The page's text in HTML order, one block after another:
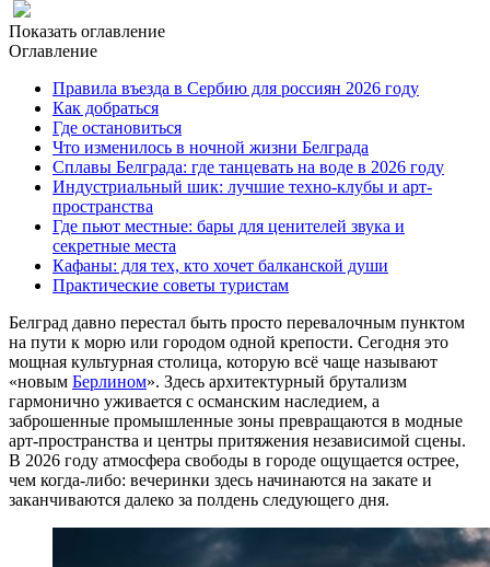
Показать оглавление
Оглавление
Правила въезда в Сербию для россиян 2026 году
Как добраться
Где остановиться
Что изменилось в ночной жизни Белграда
Сплавы Белграда: где танцевать на воде в 2026 году
Индустриальный шик: лучшие техно-клубы и арт-
пространства
Где пьют местные: бары для ценителей звука и
секретные места
Кафаны: для тех, кто хочет балканской души
Практические советы туристам
Белград давно перестал быть просто перевалочным пунктом
на пути к морю или городом одной крепости. Сегодня это
мощная культурная столица, которую всё чаще называют
«новым Берлином». Здесь архитектурный брутализм
гармонично уживается с османским наследием, а
заброшенные промышленные зоны превращаются в модные
арт-пространства и центры притяжения независимой сцены.
В 2026 году атмосфера свободы в городе ощущается острее,
чем когда-либо: вечеринки здесь начинаются на закате и
заканчиваются далеко за полдень следующего дня.